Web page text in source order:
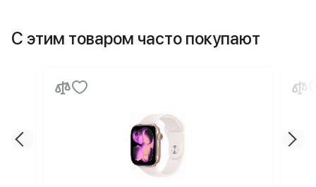
С этим товаром часто покупают